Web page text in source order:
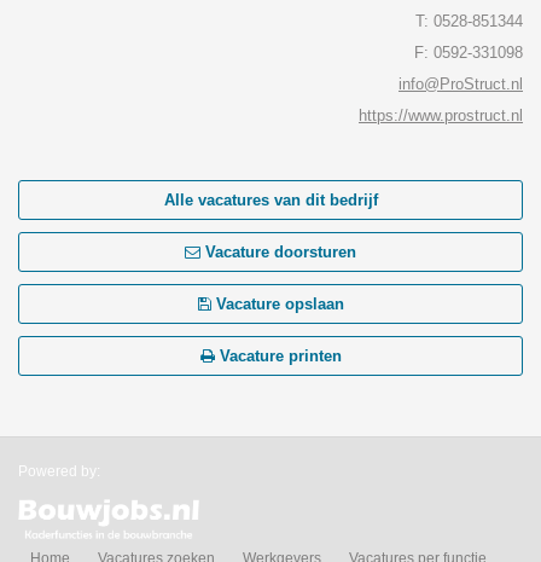
T: 0528-851344
F: 0592-331098
info@ProStruct.nl
https://www.prostruct.nl
Alle vacatures van dit bedrijf
Vacature doorsturen
Vacature opslaan
Vacature printen
Powered by:
Home Vacatures zoeken Werkgevers Vacatures per functie